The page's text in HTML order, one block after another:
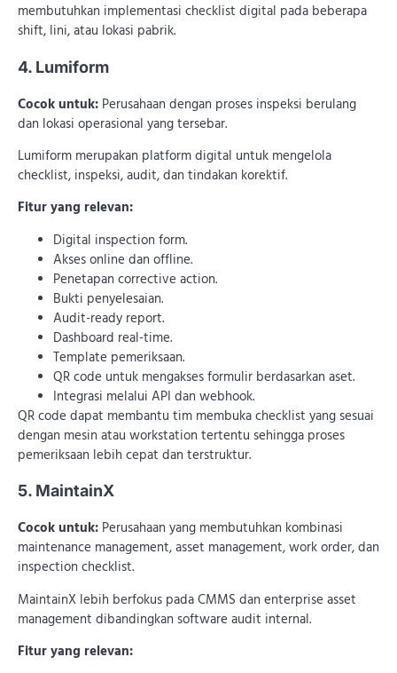
membutuhkan implementasi checklist digital pada beberapa
shift, lini, atau lokasi pabrik.
4. Lumiform
Cocok untuk: Perusahaan dengan proses inspeksi berulang
dan lokasi operasional yang tersebar.
Lumiform merupakan platform digital untuk mengelola
checklist, inspeksi, audit, dan tindakan korektif.
Fitur yang relevan:
Digital inspection form.
Akses online dan offline.
Penetapan corrective action.
Bukti penyelesaian.
Audit-ready report.
Dashboard real-time.
Template pemeriksaan.
QR code untuk mengakses formulir berdasarkan aset.
Integrasi melalui API dan webhook.
QR code dapat membantu tim membuka checklist yang sesuai
dengan mesin atau workstation tertentu sehingga proses
pemeriksaan lebih cepat dan terstruktur.
5. MaintainX
Cocok untuk: Perusahaan yang membutuhkan kombinasi
maintenance management, asset management, work order, dan
inspection checklist.
MaintainX lebih berfokus pada CMMS dan enterprise asset
management dibandingkan software audit internal.
Fitur yang relevan: